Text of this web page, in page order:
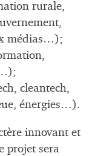
rurale,
médias…);
cleantech,
énergies…).
innovant et
projet sera